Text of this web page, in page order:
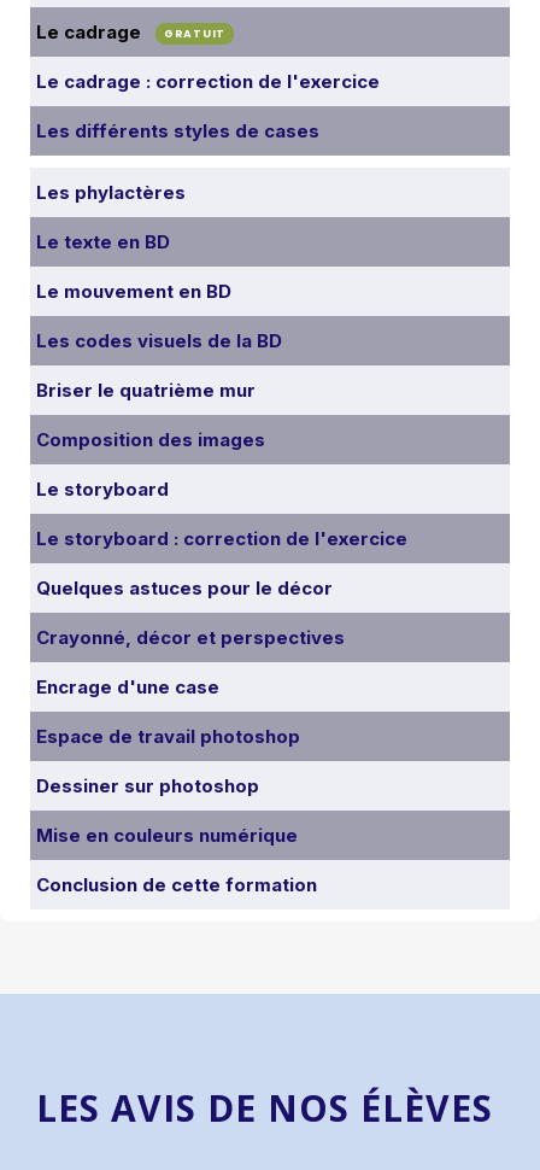
Le cadrage GRATUIT
Le cadrage : correction de l'exercice
Les différents styles de cases
Les phylactères
Le texte en BD
Le mouvement en BD
Les codes visuels de la BD
Briser le quatrième mur
Composition des images
Le storyboard
Le storyboard : correction de l'exercice
Quelques astuces pour le décor
Crayonné, décor et perspectives
Encrage d'une case
Espace de travail photoshop
Dessiner sur photoshop
Mise en couleurs numérique
Conclusion de cette formation
LES AVIS DE NOS ÉLÈVES